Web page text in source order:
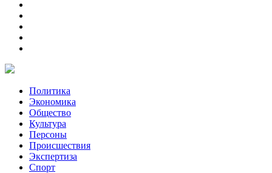
Политика
Экономика
Общество
Культура
Персоны
Происшествия
Экспертиза
Спорт